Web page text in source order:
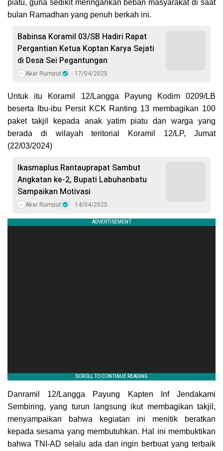
piatu, guna sedikit meringankan beban masyarakat di saat
bulan Ramadhan yang penuh berkah ini.
Babinsa Koramil 03/SB Hadiri Rapat
Pergantian Ketua Koptan Karya Sejati
di Desa Sei Pegantungan
Akar Rumput 17/04/2025
Untuk itu Koramil 12/Langga Payung Kodim 0209/LB
beserta Ibu-ibu Persit KCK Ranting 13 membagikan 100
paket takjil kepada anak yatim piatu dan warga yang
berada di wilayah teritorial Koramil 12/LP, Jumat
(22/03/2024)
Ikasmaplus Rantauprapat Sambut
Angkatan ke-2, Bupati Labuhanbatu
Sampaikan Motivasi
Akar Rumput 14/04/2025
Danramil 12/Langga Payung Kapten Inf Jendakami
Sembiring, yang turun langsung ikut membagikan takjil,
menyampaikan bahwa kegiatan ini menitik beratkan
kepada sesama yang membutuhkan. Hal ini membuktikan
bahwa TNI-AD selalu ada dan ingin berbuat yang terbaik